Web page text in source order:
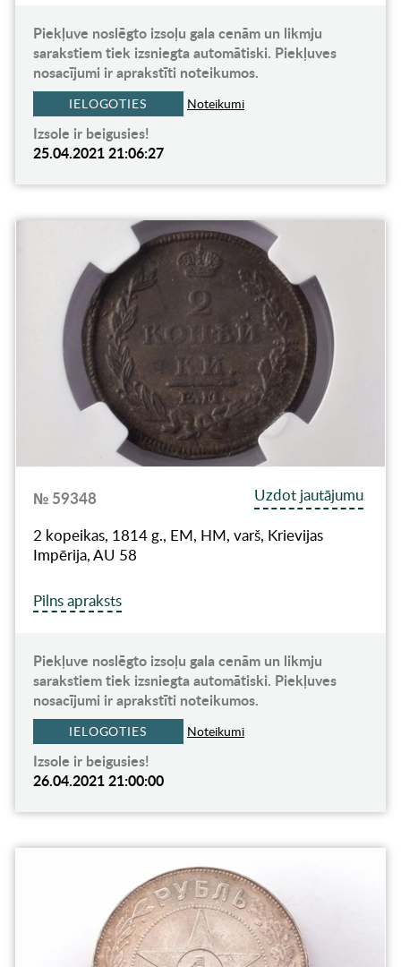
Piekļuve noslēgto izsoļu gala cenām un likmju
sarakstiem tiek izsniegta automātiski. Piekļuves
nosacījumi ir aprakstīti noteikumos.
IELOGOTIES Noteikumi
Izsole ir beigusies!
25.04.2021 21:06:27
№ 59348
Uzdot jautājumu
2 kopeikas, 1814 g., EM, НМ, varš, Krievijas
Impērija, AU 58
Pilns apraksts
Piekļuve noslēgto izsoļu gala cenām un likmju
sarakstiem tiek izsniegta automātiski. Piekļuves
nosacījumi ir aprakstīti noteikumos.
IELOGOTIES Noteikumi
Izsole ir beigusies!
26.04.2021 21:00:00